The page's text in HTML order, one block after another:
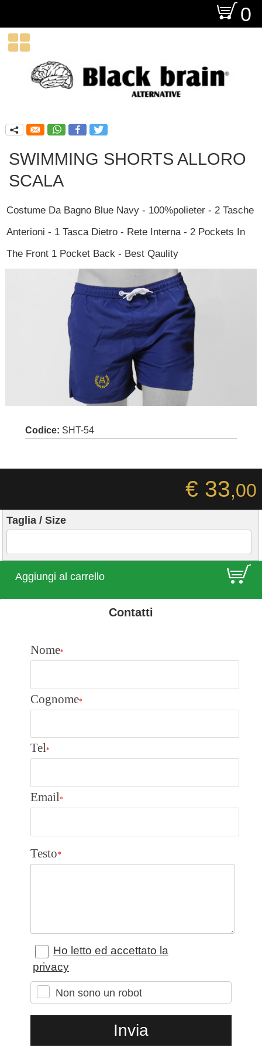
O 0

q
SWIMMING SHORTS ALLORO
SCALA
Costume Da Bagno Blue Navy - 100%polieter - 2 Tasche
Anterioni - 1 Tasca Dietro - Rete Interna - 2 Pockets In
The Front 1 Pocket Back - Best Qaulity
Codice: SHT-54
€ 33,00
Taglia / Size
Aggiungi al carrello E
Contatti
Nome*
Cognome*
Tel*
Email*
Testo*
Ho letto ed accettato la
privacy
Non sono un robot